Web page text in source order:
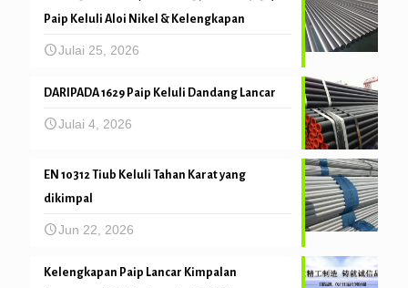
Paip Keluli Aloi Nikel & Kelengkapan
Julai 25, 2026
DARIPADA 1629 Paip Keluli Dandang Lancar
Julai 4, 2026
EN 10312 Tiub Keluli Tahan Karat yang
dikimpal
Jun 22, 2026
Kelengkapan Paip Lancar Kimpalan